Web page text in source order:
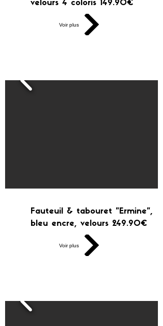
velours 4 coloris 149.90€
Voir plus
Fauteuil & tabouret "Ermine",
bleu encre, velours 249.90€
Voir plus